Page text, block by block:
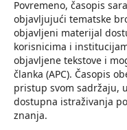
Povremeno, časopis
objavljujući tematske
objavljeni materijal
korisnicima i
objavljene tekstove i
članka (APC). Časopis
pristup svom sadržaju,
dostupna istraživanja
znanja.